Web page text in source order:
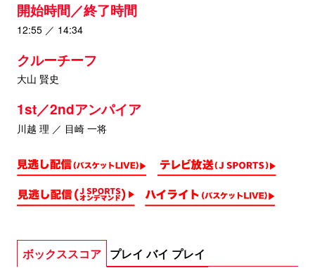
開始時間／終了時間
12:55 ／ 14:34
クルーチーフ
大山 賢史
1st／2ndアンパイア
川越 理 ／ 目崎 一将
ボックススコア プレイ バイ プレイ